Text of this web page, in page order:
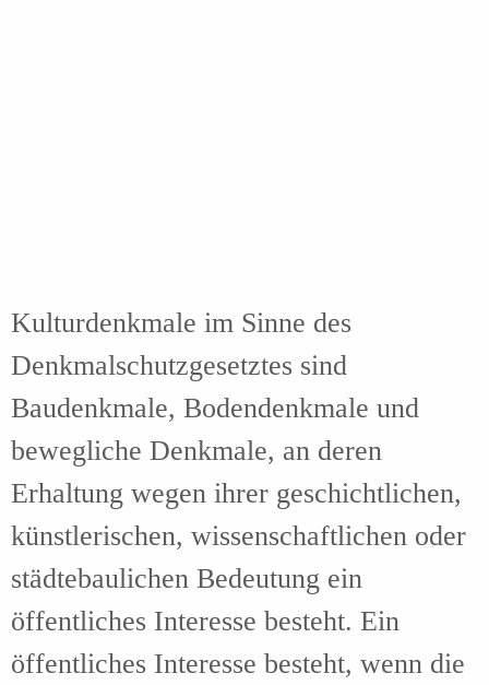
Kulturdenkmale im Sinne des
Denkmalschutzgesetztes sind
Baudenkmale, Bodendenkmale und
bewegliche Denkmale, an deren
Erhaltung wegen ihrer geschichtlichen,
künstlerischen, wissenschaftlichen oder
städtebaulichen Bedeutung ein
öffentliches Interesse besteht. Ein
öffentliches Interesse besteht, wenn die